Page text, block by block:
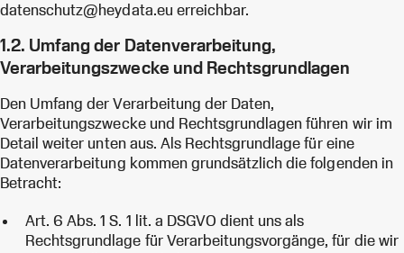
datenschutz@heydata.eu erreichbar.
1.2. Umfang der Datenverarbeitung,
Verarbeitungszwecke und Rechtsgrundlagen
Den Umfang der Verarbeitung der Daten,
Verarbeitungszwecke und Rechtsgrundlagen führen wir im
Detail weiter unten aus. Als Rechtsgrundlage für eine
Datenverarbeitung kommen grundsätzlich die folgenden in
Betracht:
Art. 6 Abs. 1 S. 1 lit. a DSGVO dient uns als
Rechtsgrundlage für Verarbeitungsvorgänge, für die wir